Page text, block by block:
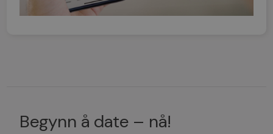
Begynn å date – nå!